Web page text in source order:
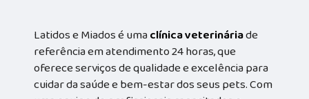
Latidos e Miados é umaclínica veterináriade
referência em atendimento 24 horas, que
oferece serviços de qualidade e excelência para
cuidar da saúde e bem-estar dos seus pets. Com